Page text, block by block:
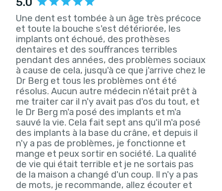
Une dent est tombée à un âge très précoce
et toute la bouche s'est détériorée, les
implants ont échoué, des prothèses
dentaires et des souffrances terribles
pendant des années, des problèmes sociaux
à cause de cela, jusqu'à ce que j'arrive chez le
Dr Berg et tous les problèmes ont été
résolus. Aucun autre médecin n'était prêt à
me traiter car il n'y avait pas d'os du tout, et
le Dr Berg m'a posé des implants et m'a
sauvé la vie. Cela fait sept ans qu'il m'a posé
des implants à la base du crâne, et depuis il
n'y a pas de problèmes, je fonctionne et
mange et peux sortir en société. La qualité
de vie qui était terrible et je ne sortais pas
de la maison a changé d'un coup. Il n'y a pas
de mots, je recommande, allez écouter et